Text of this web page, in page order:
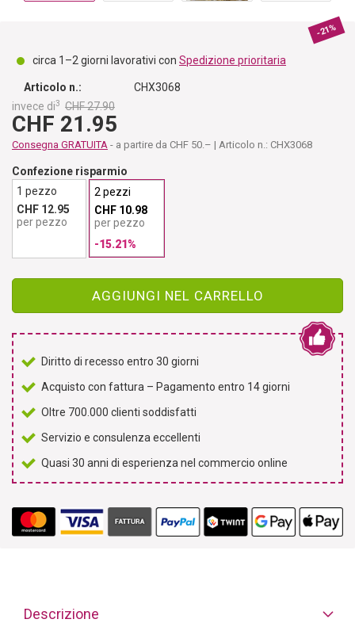
-21%
circa 1–2 giorni lavorativi con Spedizione prioritaria
Articolo n.:
CHX3068
invece di3 CHF 27.90
CHF 21.95
Consegna GRATUITA - a partire da CHF 50.– | Articolo n.: CHX3068
Confezione risparmio
1 pezzo
CHF 12.95
per pezzo
2 pezzi
CHF 10.98
per pezzo
-15.21%
AGGIUNGI NEL CARRELLO
Diritto di recesso entro 30 giorni
Acquisto con fattura – Pagamento entro 14 giorni
Oltre 700.000 clienti soddisfatti
Servizio e consulenza eccellenti
Quasi 30 anni di esperienza nel commercio online
Descrizione